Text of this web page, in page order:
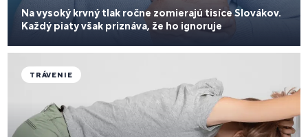
Na vysoký krvný tlak ročne zomierajú tisíce Slovákov.
Každý piaty však priznáva, že ho ignoruje
TRÁVENIE